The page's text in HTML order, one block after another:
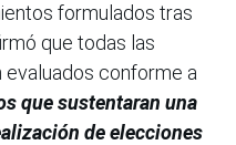
formulados tras
que todas las
evaluados conforme a
que sustentaran una
de elecciones